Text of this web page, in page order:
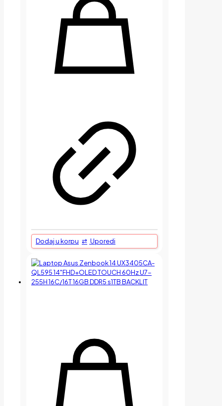
Dodaj u korpu Uporedi